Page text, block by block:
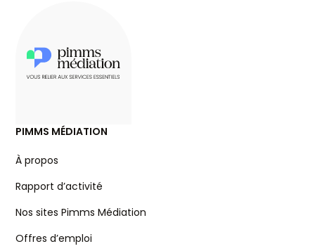
PIMMS MÉDIATION
À propos
Rapport d’activité
Nos sites Pimms Médiation
Offres d’emploi